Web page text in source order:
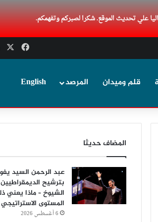
علي تحديث الموقع. شكرا لصبركم وتفهمكم.
قلم وميدان المرصد English
المضاف حديثا
عبد الرحمن السيد
بترشيح
الشيوخ – ماذا يعني
المستوى الاستراتيجي
6 أغسطس 2026